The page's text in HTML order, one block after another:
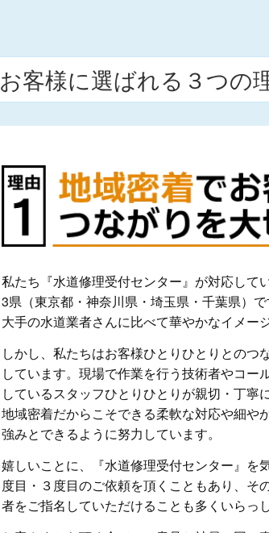
お客様に選ばれる３つの
私たち『水道修理受付センター』が対応して
3県（東京都・神奈川県・埼玉県・千葉県）
大手の水道業者さんに比べて華やかなイメー
しかし、私たちはお客様ひとりひとりとのつ
しています。現場で作業を行う技術者やコー
しているスタッフひとりひとりが親切・丁寧
地域密着だからこそできる柔軟な対応や細や
強みとできるように努力しています。
嬉しいことに、『水道修理受付センター』を
度目・３度目のご依頼を頂くこともあり、そ
者をご指名していただけることも多くいらっ